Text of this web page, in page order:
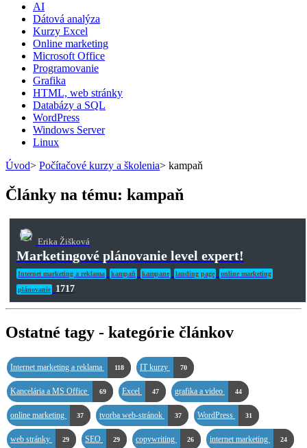
AI
Dátová analýza
Kurzy Excel
Online marketing
Microsoft Office
Programovanie
Grafika
HTML, web stránky
Databázy a SQL
WordPress
Windows Server
Linux
Úvod> Počítačové kurzy a školenia> kampaň
Články na tému: kampaň
Erika Žišková
Marketingové plánovanie level expert!
Internet marketing a reklama kampaň kampane landing page online marketing
plánovanie 1717
Ostatné tagy - kategórie článkov
Internet marketing a reklama 118 IT kurzy 70
Kancelária a MS Office 69 Excel 47 grafika a video 44
online marketing 37 tvorba web-stránok 37 WordPress 31
web stránky 29 SEO 29 copywriting 26 internet marketing 24